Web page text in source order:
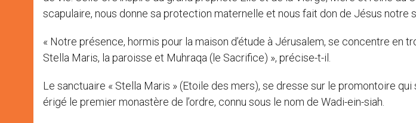
scapulaire, nous donne sa protection maternelle et nous fait don de Jésus notre
« Notre présence, hormis pour la maison d’étude à Jérusalem, se concentre en
Stella Maris, la paroisse et Muhraqa (le Sacrifice) », précise-t-il.
Le sanctuaire « Stella Maris » (Etoile des mers), se dresse sur le promontoire qui
érigé le premier monastère de l’ordre, connu sous le nom de Wadi-ein-siah.